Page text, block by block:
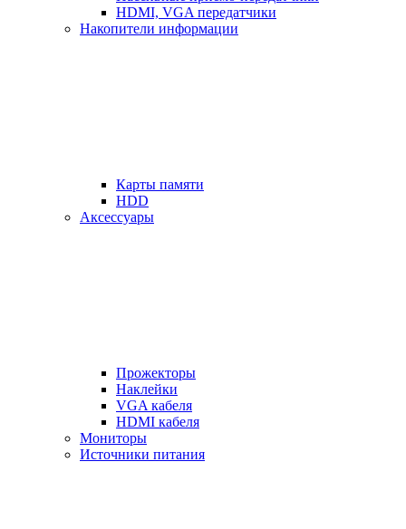
HDMI, VGA передатчики
Накопители информации
Карты памяти
HDD
Аксессуары
Прожекторы
Наклейки
VGA кабеля
HDMI кабеля
Мониторы
Источники питания